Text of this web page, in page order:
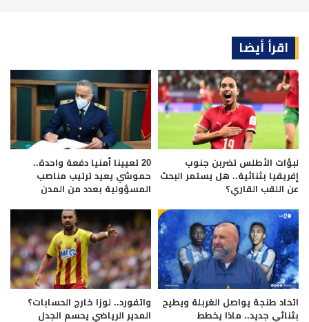
اقرأ أيضا
لبؤات الأطلس تضربن جنوب
إفريقيا بثنائية.. هل يستمر البحث
عن اللقب القاري؟
20 تعيينا أمنيا دفعة واحدة..
حموشي يعيد ترتيب مناصب
المسؤولية بعدد من المدن
اتحاد طنجة يواصل الغربلة ويطيح
بثنائي جديد.. ماذا يخطط
واتفورد.. لوزا خارج الحسابات؟
المدير الرياضي يحسم الجدل